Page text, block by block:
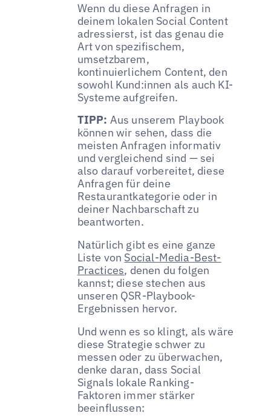
Wenn du diese Anfragen in
deinem lokalen Social Content
adressierst, ist das genau die
Art von spezifischem,
umsetzbarem,
kontinuierlichem Content, den
sowohl Kund:innen als auch KI-
Systeme aufgreifen.
TIPP: Aus unserem Playbook
können wir sehen, dass die
meisten Anfragen informativ
und vergleichend sind — sei
also darauf vorbereitet, diese
Anfragen für deine
Restaurantkategorie oder in
deiner Nachbarschaft zu
beantworten.
Natürlich gibt es eine ganze
Liste von Social-Media-Best-
Practices, denen du folgen
kannst; diese stechen aus
unseren QSR-Playbook-
Ergebnissen hervor.
Und wenn es so klingt, als wäre
diese Strategie schwer zu
messen oder zu überwachen,
denke daran, dass Social
Signals lokale Ranking-
Faktoren immer stärker
beeinflussen: